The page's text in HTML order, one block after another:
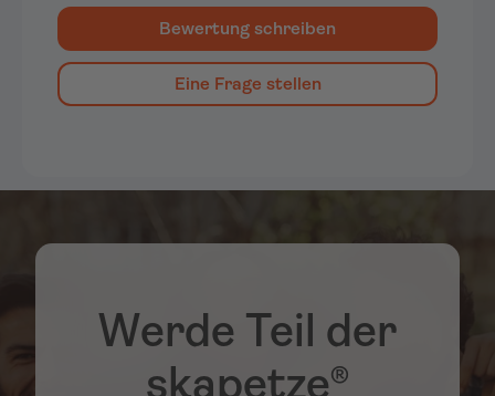
Bewertung schreiben
Eine Frage stellen
Werde Teil der
skapetze®